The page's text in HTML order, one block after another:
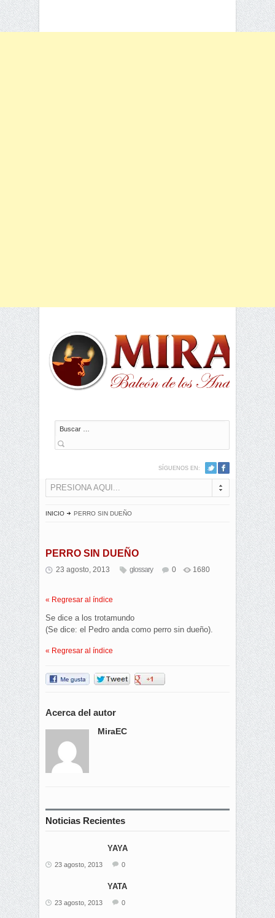
Buscar
SÍGUENOS EN:
PRESIONA AQUI...
INICIO PERRO SIN DUEÑO
PERRO SIN DUEÑO
23 agosto, 2013 glossary 0 1680
« Regresar al índice
Se dice a los trotamundo
(Se dice: el Pedro anda como perro sin dueño).
« Regresar al índice
Acerca del autor
MiraEC
Noticias Recientes
YAYA
23 agosto, 2013 0
YATA
23 agosto, 2013 0